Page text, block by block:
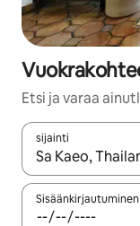
Etsi ja varaa
sijainti
Kun tulokset
Sisäänkirjautuminen